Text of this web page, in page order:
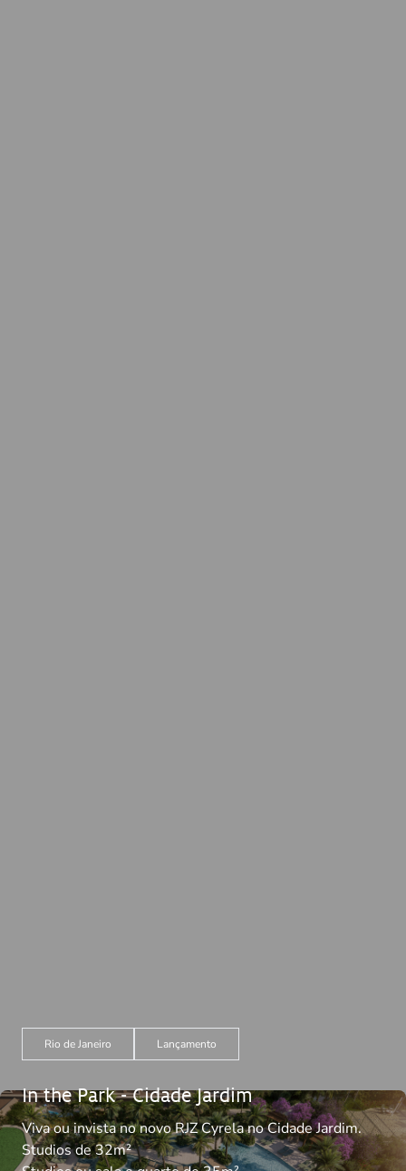
Rio de Janeiro Lançamento
In the Park - Cidade Jardim
Viva ou invista no novo RJZ Cyrela no Cidade Jardim.
Studios de 32m²